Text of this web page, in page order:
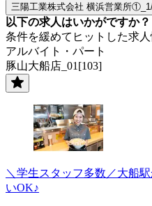
三陽工業株式会社 横浜営業所
以下の求人はいかがですか？
条件を緩めてヒットした求
アルバイト・パート
豚山大船店_01[103]
＼学生スタッフ多数／大船
いOK♪